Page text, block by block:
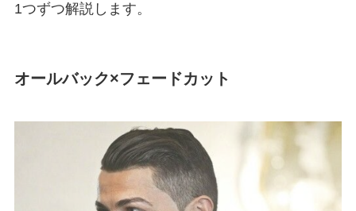
1つずつ解説します。
オールバック×フェードカット